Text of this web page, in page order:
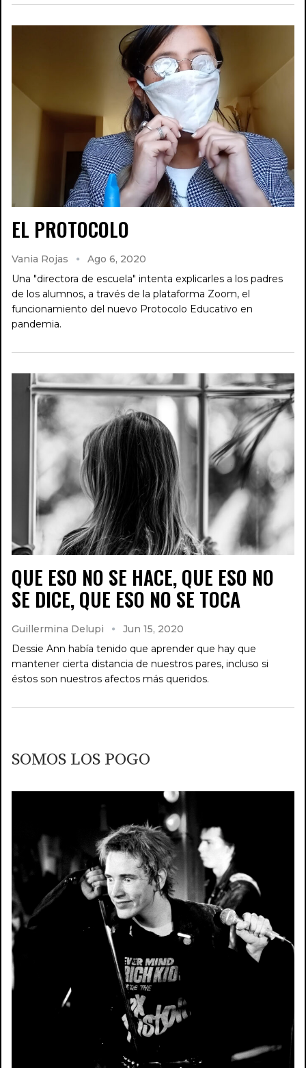
EL PROTOCOLO
Vania Rojas
Ago 6, 2020
Una "directora de escuela" intenta explicarles a los padres
de los alumnos, a través de la plataforma Zoom, el
funcionamiento del nuevo Protocolo Educativo en
pandemia.
QUE ESO NO SE HACE, QUE ESO NO
SE DICE, QUE ESO NO SE TOCA
Guillermina Delupi
Jun 15, 2020
Dessie Ann había tenido que aprender que hay que
mantener cierta distancia de nuestros pares, incluso si
éstos son nuestros afectos más queridos.
SOMOS LOS POGO